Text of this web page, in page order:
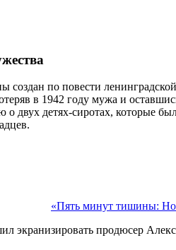
создан по повести
в 1942 году мужа и
о двух детях-сиротах, которые
«Пять минут тишины:
экранизировать продюсер